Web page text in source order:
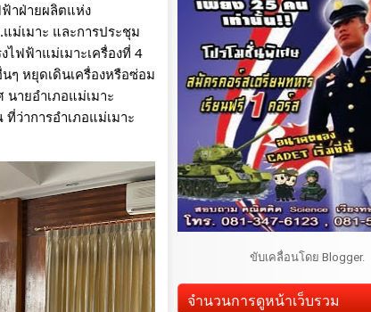
ฟ้าฝ่ายผลิตแห่ง
ม่เมาะ และการประชุม
ฟฟ้าแม่เมาะเครื่องที่ 4
ๆ หยุดเดินเครื่องหรือซ่อม
ายอำเภอแม่เมาะ
ว่าการอำเภอแม่เมาะ
ขับเคลื่อนโดย Blogger.
จำนวนการดูหน้าเว็บรวม